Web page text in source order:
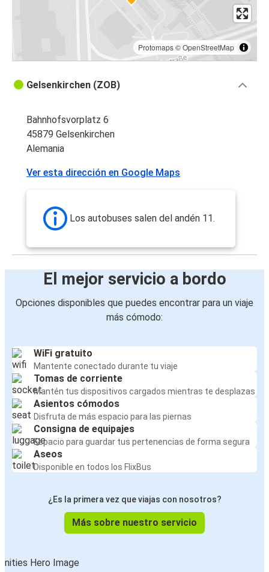
Protomaps©OpenStreetMap
Gelsenkirchen (ZOB)
Bahnhofsvorplatz 6
45879 Gelsenkirchen
Alemania
Ver esta dirección en Google Maps
Los autobuses salen del andén 11.
El mejor servicio a bordo
Opciones disponibles que puedes encontrar para un viaje
más cómodo:
WiFi gratuito
Mantente conectado durante tu viaje
Tomas de corriente
Mantén tus dispositivos cargados mientras te desplazas
Asientos cómodos
Disfruta de más espacio para las piernas
Consigna de equipajes
Espacio para guardar tus pertenencias de forma segura
Aseos
Disponible en todos los FlixBus
¿Es la primera vez que viajas con nosotros?
Más sobre nuestro servicio